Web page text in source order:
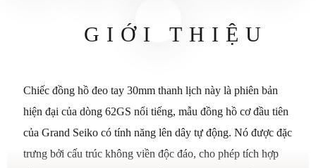
GIỚI THIỆU
Chiếc đồng hồ đeo tay 30mm thanh lịch này là phiên bản
hiện đại của dòng 62GS nổi tiếng, mẫu đồng hồ cơ đầu tiên
của Grand Seiko có tính năng lên dây tự động. Nó được đặc
trưng bởi cấu trúc không viền độc đáo, cho phép tích hợp